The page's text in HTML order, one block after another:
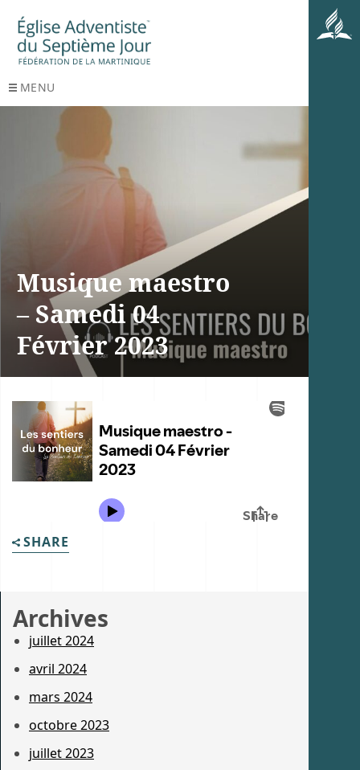
MENU
Musique maestro
– Samedi 04
Février 2023
SHARE
Archives
juillet 2024
avril 2024
mars 2024
octobre 2023
juillet 2023